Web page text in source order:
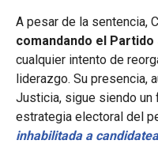
A pesar de la sentencia,
comandando el
cualquier intento de
liderazgo. Su presencia,
Justicia, sigue siendo un
estrategia electoral del
inhabilitada a